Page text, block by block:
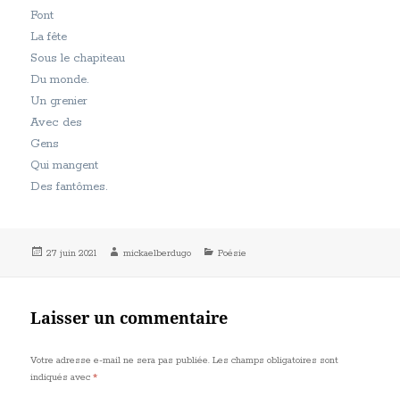
Font
La fête
Sous le chapiteau
Du monde.
Un grenier
Avec des
Gens
Qui mangent
Des fantômes.
Publié
27 juin 2021 Auteur
mickaelberdugo Catégories
Poésie
Laisser un commentaire
Votre adresse e-mail ne sera pas publiée. Les champs obligatoires sont
indiqués avec*